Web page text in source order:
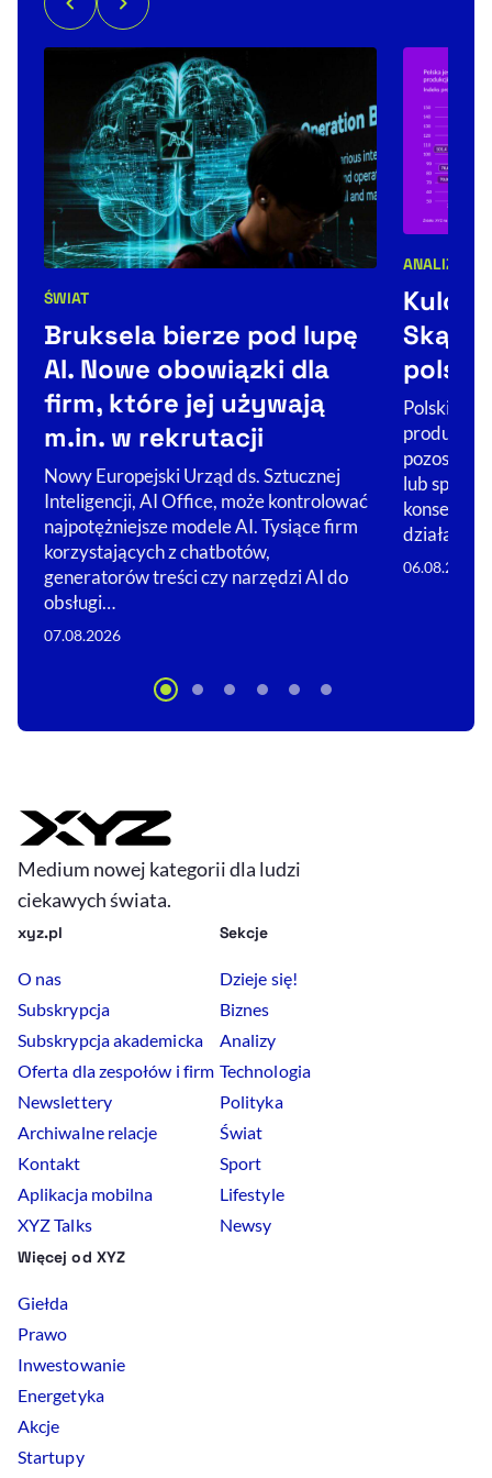
Kategorie artykułu:
ŚWIAT
Bruksela bierze pod lupę
AI. Nowe obowiązki dla
firm, które jej używają
m.in. w rekrutacji
Nowy Europejski Urząd ds. Sztucznej
Inteligencji, AI Office, może kontrolować
najpotężniejsze modele AI. Tysiące firm
korzystających z chatbotów,
generatorów treści czy narzędzi AI do
obsługi…
07.08.2026
ANALIZY
Skąd
Polski
produkcja
pozostaje
lub
06.08.2026
Medium nowej kategorii dla ludzi
ciekawych świata.
xyz.pl
O nas
Subskrypcja
Subskrypcja akademicka
Oferta dla zespołów i firm
Newslettery
Archiwalne relacje
Kontakt
Aplikacja mobilna
XYZ Talks
Sekcje
Dzieje się!
Biznes
Analizy
Technologia
Polityka
Świat
Sport
Lifestyle
Newsy
Więcej od XYZ
Giełda
Prawo
Inwestowanie
Energetyka
Akcje
Startupy